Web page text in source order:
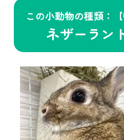
この小動物の種類：
ネザーラン